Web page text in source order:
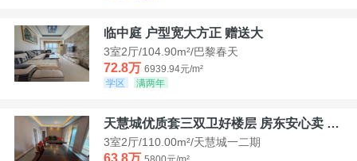
临中庭 户型宽大方正 赠送大
3室2厅/104.90m²/巴黎春天
72.8万 6939.94元/m²
学区
满两年
天慧城优质套三双卫好楼层 房东安心卖 价格好谈
3室2厅/110.00m²/天慧城一二期
63.8万